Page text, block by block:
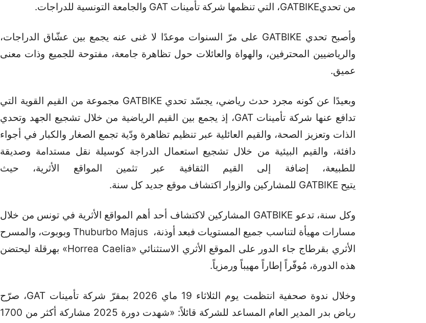
من تحديGATBIKE، التي تنظمها شركة تأمينات GAT والجامعة التونسية للدراجات.
وأصبح تحدي GATBIKE على مرّ السنوات موعدًا لا غنى عنه يجمع بين عشّاق الدراجات،
والرياضيين المحترفين، والهواة والعائلات حول تظاهرة جامعة، مفتوحة للجميع وذات معنى
عميق.
وبعيدًا عن كونه مجرد حدث رياضي، يجسّد تحدي GATBIKE مجموعة من القيم القوية التي
تدافع عنها شركة تأمينات GAT، إذ يجمع بين القيم الرياضية من خلال تشجيع الجهد وتحدي
الذات وتعزيز الصحة، والقيم العائلية عبر تنظيم تظاهرة ودّية تجمع الصغار والكبار في أجواء
دافئة، والقيم البيئية من خلال تشجيع استعمال الدراجة كوسيلة نقل مستدامة وصديقة
للطبيعة، إضافة إلى القيم الثقافية عبر تثمين المواقع الأثرية، حيث
يتيح GATBIKE للمشاركين والزوار اكتشاف موقع جديد كل سنة.
وكل سنة، تدعو GATBIKE المشاركين لاكتشاف أحد أهم المواقع الأثرية في تونس من خلال
مسارات مهيأة لتناسب جميع المستويات فبعد أوذنة، Thuburbo Majus وبوبوت، والمسرح
الأثري بقرطاج جاء الدور على الموقع الأثري الاستثنائي «Horrea Caelia» بهرقلة ليحتضن
هذه الدورة، مُوفّراً إطاراً مهيباً ورمزياً.
وخلال ندوة صحفية انتظمت يوم الثلاثاء 19 ماي 2026 بمقرّ شركة تأمينات GAT، صرّح
رياض بدر المدير العام المساعد للشركة قائلاً: «شهدت دورة 2025 مشاركة أكثر من 1700